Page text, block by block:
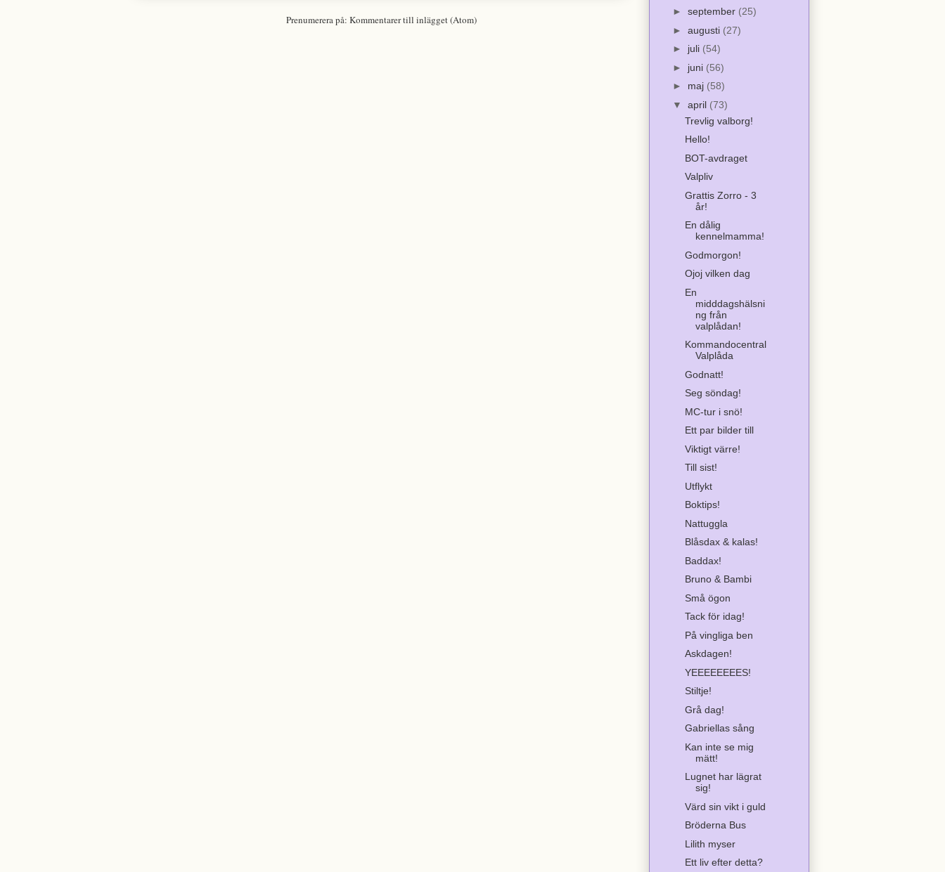
Prenumerera på: Kommentarer till inlägget (Atom)
► september (25)
► augusti (27)
► juli (54)
► juni (56)
► maj (58)
▼ april (73)
Trevlig valborg!
Hello!
BOT-avdraget
Valpliv
Grattis Zorro - 3
år!
En dålig
kennelmamma!
Godmorgon!
Ojoj vilken dag
En
midddagshälsni
ng från
valplådan!
Kommandocentral
Valplåda
Godnatt!
Seg söndag!
MC-tur i snö!
Ett par bilder till
Viktigt värre!
Till sist!
Utflykt
Boktips!
Nattuggla
Blåsdax & kalas!
Baddax!
Bruno & Bambi
Små ögon
Tack för idag!
På vingliga ben
Askdagen!
YEEEEEEEES!
Stiltje!
Grå dag!
Gabriellas sång
Kan inte se mig
mätt!
Lugnet har lägrat
sig!
Värd sin vikt i guld
Bröderna Bus
Lilith myser
Ett liv efter detta?